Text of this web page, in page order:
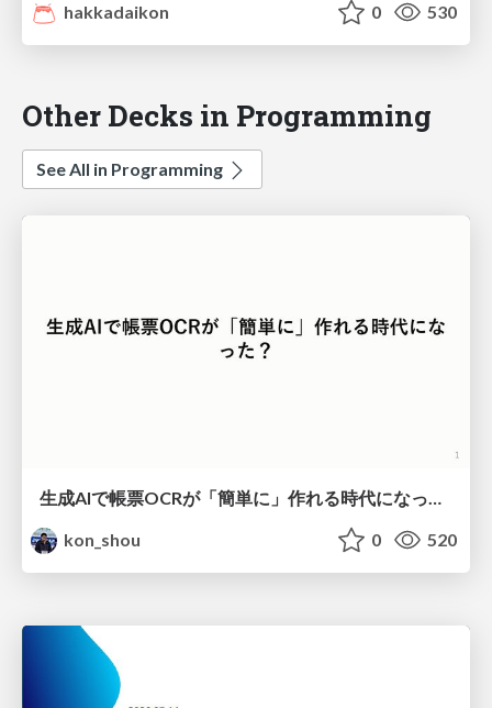
hakkadaikon
0 530
Other Decks in Programming
See All in Programming
kon_shou
0 520